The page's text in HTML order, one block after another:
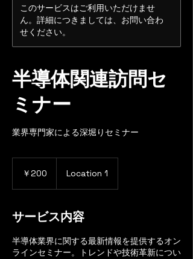
このサービスはご利用いただけませ
ん。詳細につきましては、お問い合わ
せください。
半導体関連訪問セ
ミナー
業界専門家による深堀りセミナー
￥200 Location 1
サービス内容
半導体業界に関する最新情報を提供するオン
ラインセミナー。トレンドや技術革新につい